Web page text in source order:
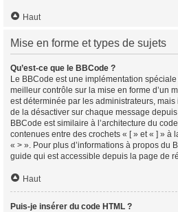
Haut
Mise en forme et types de sujets
Qu’est-ce que le BBCode ?
Le BBCode est une implémentation
meilleur contrôle sur la mise en forme d’un
est déterminée par les administrateurs,
de la désactiver sur chaque message
BBCode est similaire à l’architecture du
contenues entre des crochets « [ » et « ] » à
« > ». Pour plus d’informations à propos du
guide qui est accessible depuis la page de
Haut
Puis-je insérer du code HTML ?